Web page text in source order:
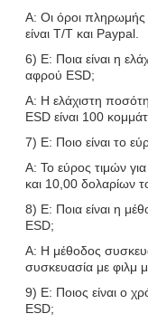
Α: Οι όροι πληρωμής
είναι T/T και Paypal.
6) Ε: Ποια είναι η
αφρού ESD;
Α: Η ελάχιστη
ESD είναι 100
7) Ε: Ποιο είναι το
Α: Το εύρος τιμών
και 10,00 δολαρίων
8) Ε: Ποια είναι η
ESD;
Α: Η μέθοδος
συσκευασία με φιλμ
9) Ε: Ποιος είναι ο
ESD;